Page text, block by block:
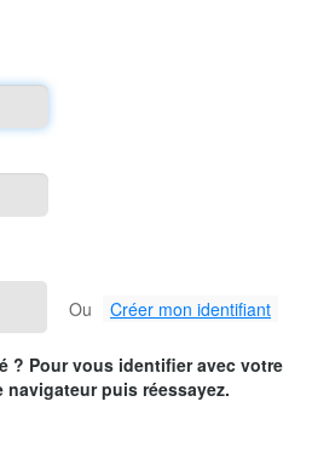
Ou Créer mon identifiant
? Pour vous identifier avec votre
navigateur puis réessayez.